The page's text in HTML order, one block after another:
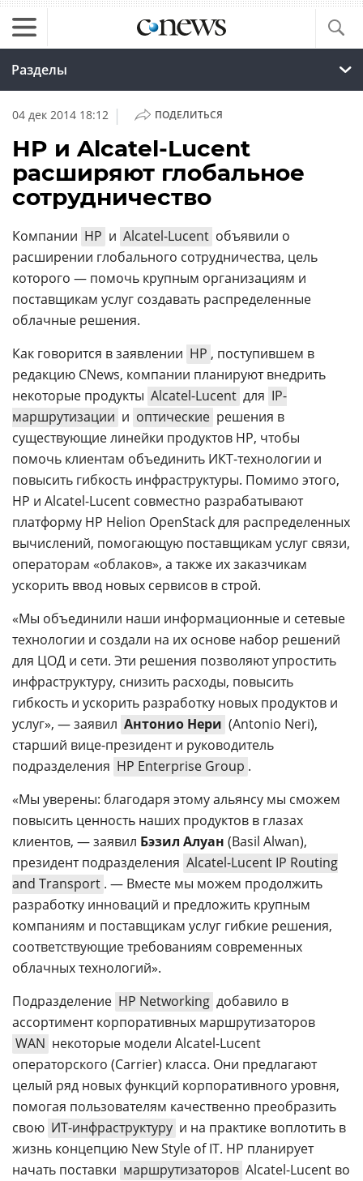
Разделы
04 дек 2014 18:12 | ПОДЕЛИТЬСЯ
HP и Alcatel-Lucent
расширяют глобальное
сотрудничество
Компании HP и Alcatel-Lucent объявили о
расширении глобального сотрудничества, цель
которого — помочь крупным организациям и
поставщикам услуг создавать распределенные
облачные решения.
Как говорится в заявлении HP , поступившем в
редакцию CNews, компании планируют внедрить
некоторые продукты Alcatel-Lucent для IP-
маршрутизации и оптические решения в
существующие линейки продуктов HP, чтобы
помочь клиентам объединить ИКТ-технологии и
повысить гибкость инфраструктуры. Помимо этого,
HP и Alcatel-Lucent совместно разрабатывают
платформу HP Helion OpenStack для распределенных
вычислений, помогающую поставщикам услуг связи,
операторам «облаков», а также их заказчикам
ускорить ввод новых сервисов в строй.
«Мы объединили наши информационные и сетевые
технологии и создали на их основе набор решений
для ЦОД и сети. Эти решения позволяют упростить
инфраструктуру, снизить расходы, повысить
гибкость и ускорить разработку новых продуктов и
услуг», — заявил Антонио Нери (Antonio Neri),
старший вице-президент и руководитель
подразделения HP Enterprise Group .
«Мы уверены: благодаря этому альянсу мы сможем
повысить ценность наших продуктов в глазах
клиентов, — заявил Бэзил Алуан (Basil Alwan),
президент подразделения Alcatel-Lucent IP Routing
and Transport . — Вместе мы можем продолжить
разработку инноваций и предложить крупным
компаниям и поставщикам услуг гибкие решения,
соответствующие требованиям современных
облачных технологий».
Подразделение HP Networking добавило в
ассортимент корпоративных маршрутизаторов
WAN некоторые модели Alcatel-Lucent
операторского (Carrier) класса. Они предлагают
целый ряд новых функций корпоративного уровня,
помогая пользователям качественно преобразить
свою ИТ-инфраструктуру и на практике воплотить в
жизнь концепцию New Style of IT. HP планирует
начать поставки маршрутизаторов Alcatel-Lucent во